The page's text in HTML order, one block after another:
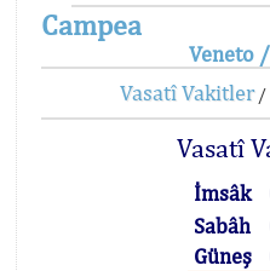
Campea
Veneto
Vasatî Vakitler/
Vasatî
İmsâk
Sabâh
Güneş